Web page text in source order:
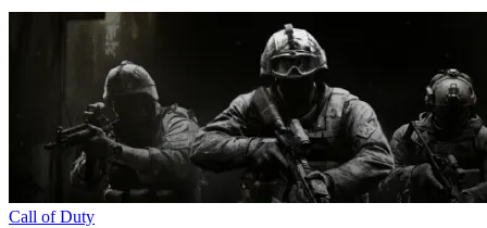
Call of Duty